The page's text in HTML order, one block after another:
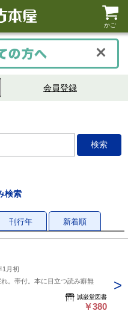
かご
会員登録
検索
刊行年 新着順
1月初
。帯付。本に目立つ読み癖無
誠巌堂図書
￥380